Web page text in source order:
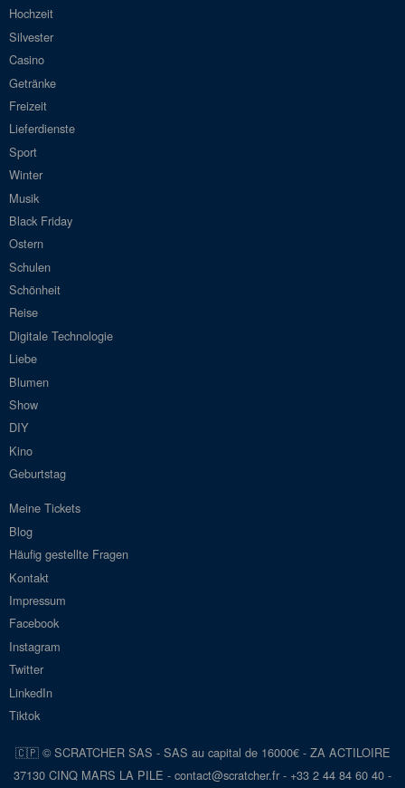
Hochzeit
Silvester
Casino
Getränke
Freizeit
Lieferdienste
Sport
Winter
Musik
Black Friday
Ostern
Schulen
Schönheit
Reise
Digitale Technologie
Liebe
Blumen
Show
DIY
Kino
Geburtstag
Meine Tickets
Blog
Häufig gestellte Fragen
Kontakt
Impressum
Facebook
Instagram
Twitter
LinkedIn
Tiktok
🇨🇵 © SCRATCHER SAS - SAS au capital de 16000€ - ZA ACTILOIRE
37130 CINQ MARS LA PILE - contact@scratcher.fr - +33 2 44 84 60 40 -